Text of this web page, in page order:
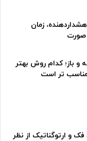
زمان
صورت
باز؛ کدام روش بهتر
تر است
و ارتوگناتیک از نظر